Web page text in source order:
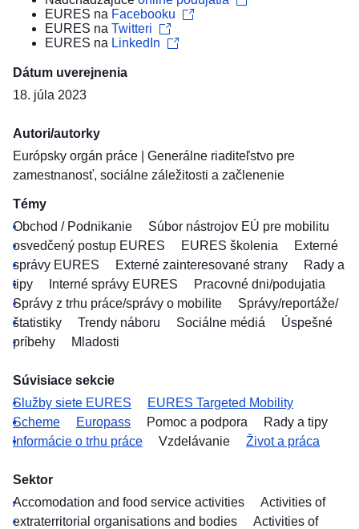
EURES na Facebooku
EURES na Twitteri
EURES na LinkedIn
Dátum uverejnenia
18. júla 2023
Autori/autorky
Európsky orgán práce
Generálne riaditeľstvo pre
zamestnanosť, sociálne záležitosti a začlenenie
Témy
Obchod / Podnikanie
Súbor nástrojov EÚ pre mobilitu
osvedčený postup EURES
EURES školenia
Externé
správy EURES
Externé zainteresované strany
Rady a
tipy
Interné správy EURES
Pracovné dni/podujatia
Správy z trhu práce/správy o mobilite
Správy/reportáže/
štatistiky
Trendy náboru Sociálne médiá
Úspešné
príbehy
Mladosti
Súvisiace sekcie
Služby siete EURES
EURES Targeted Mobility
Scheme
Europass Pomoc a podpora
Rady a tipy
Informácie o trhu práce
Vzdelávanie Život a práca
Sektor
Accomodation and food service activities
Activities of
extraterritorial organisations and bodies
Activities of